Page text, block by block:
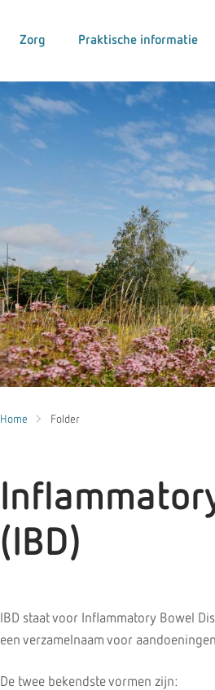
Zorg Praktische informatie
Home Folder
(IBD)
IBD staat voor Inflammatory Bowel
een verzamelnaam voor
De twee bekendste vormen zijn: